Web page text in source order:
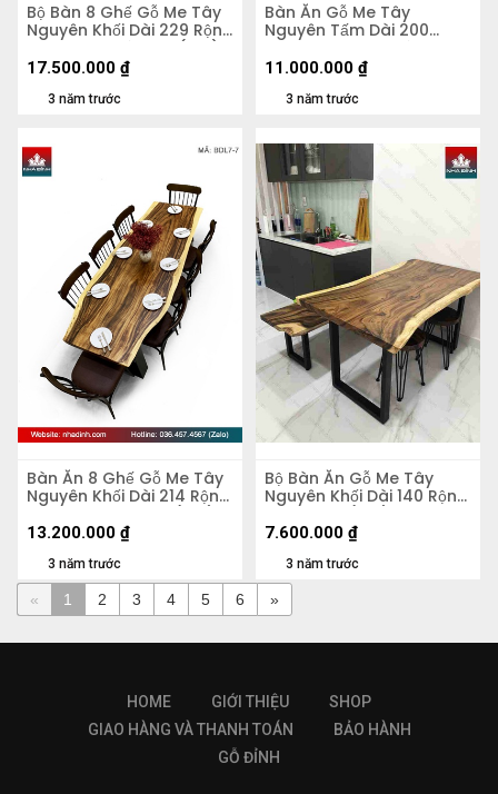
Bộ Bàn 8 Ghế Gỗ Me Tây
Nguyên Khối Dài 229 Rộng
98-78-100 Dày 7,5 (cm)
3 năm trước
17.500.000 ₫
Bàn Ăn Gỗ Me Tây
Nguyên Tấm Dài 200
(cm)
3 năm trước
11.000.000 ₫
Bàn Ăn 8 Ghế Gỗ Me Tây
Nguyên Khối Dài 214 Rộng
64,5-77-80 Dày 5 (cm)
3 năm trước
13.200.000 ₫
Bộ Bàn Ăn Gỗ Me Tây
Nguyên Khối Dài 140 Rộng
71 Cao 75 (cm)
3 năm trước
7.600.000 ₫
« 1 2 3 4 5 6 »
HOME GIỚI THIỆU
SHOP
GIAO HÀNG VÀ THANH TOÁN
BẢO HÀNH
GỖ ĐỈNH